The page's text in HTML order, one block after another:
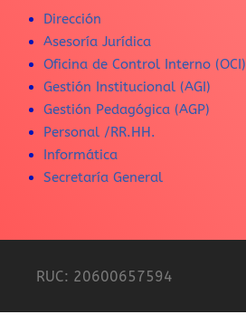
Dirección
Asesoría Jurídica
Oficina de Control Interno (OCI)
Gestión Institucional (AGI)
Gestión Pedagógica (AGP)
Personal /RR.HH.
Informática
Secretaría General
RUC: 20600657594